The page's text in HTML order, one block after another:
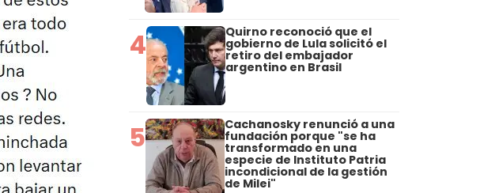
4 Quirno reconoció que el
gobierno de Lula solicitó el
retiro del embajador
argentino en Brasil
5 Cachanosky renunció a una
fundación porque "se ha
transformado en una
especie de Instituto Patria
incondicional de la gestión
de Milei"